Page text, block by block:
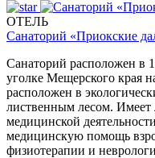
ОТЕЛЬ
Санаторий «Приокские
Санаторий расположен в
уголке Мещерского края
расположен в
лиственным лесом.
медицинской
медицинскую помощь
физиотерапии и